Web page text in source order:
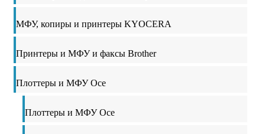
МФУ, копиры и принтеры KYOCERA
Принтеры и МФУ и факсы Brother
Плоттеры и МФУ Oce
Плоттеры и МФУ Oce